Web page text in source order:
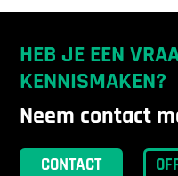
HEB JE EEN
KENNISMAKEN?
Neem contact
CONTACT